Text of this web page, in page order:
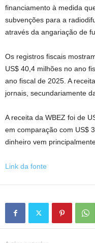
financiamento à medida
subvenções para a
através da angariação de
Os registros fiscais
US$ 40,4 milhões no ano
ano fiscal de 2025. A
jornais, secundariamente
A receita da WBEZ foi de
em comparação com US$
dinheiro vem
Link da fonte